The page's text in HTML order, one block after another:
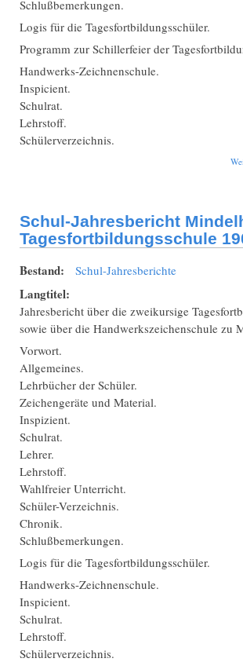
Schlußbemerkungen.
Logis für die Tagesfortbildungsschüler.
Programm zur Schillerfeier der
Handwerks-Zeichnenschule.
Inspicient.
Schulrat.
Lehrstoff.
Schülerverzeichnis.
Schul-Jahresbericht
Tagesfortbildungsschule
Bestand: Schul-Jahresberichte
Langtitel:
Jahresbericht über die zweikursige
sowie über die Handwerkszeichenschule zu
Vorwort.
Allgemeines.
Lehrbücher der Schüler.
Zeichengeräte und Material.
Inspizient.
Schulrat.
Lehrer.
Lehrstoff.
Wahlfreier Unterricht.
Schüler-Verzeichnis.
Chronik.
Schlußbemerkungen.
Logis für die Tagesfortbildungsschüler.
Handwerks-Zeichnenschule.
Inspicient.
Schulrat.
Lehrstoff.
Schülerverzeichnis.